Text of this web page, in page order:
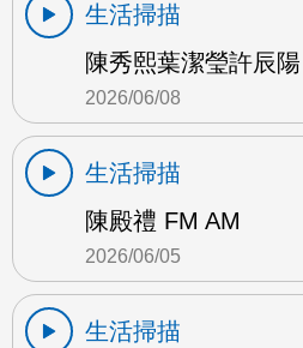
生活掃描
陳秀熙葉潔瑩許辰
2026/06/08
生活掃描
陳殿禮 FM AM
2026/06/05
生活掃描